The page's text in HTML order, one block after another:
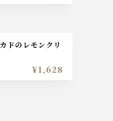
¥1,628